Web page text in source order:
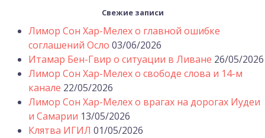
Свежие записи
Лимор Сон Хар-Мелех о главной ошибке
соглашений Осло 03/06/2026
Итамар Бен-Гвир о ситуации в Ливане 26/05/2026
Лимор Сон Хар-Мелех о свободе слова и 14-м
канале 22/05/2026
Лимор Сон Хар-Мелех о врагах на дорогах Иудеи
и Самарии 13/05/2026
Клятва ИГИЛ 01/05/2026